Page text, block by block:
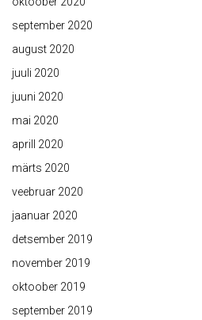
september 2020
august 2020
juuli 2020
juuni 2020
mai 2020
aprill 2020
märts 2020
veebruar 2020
jaanuar 2020
detsember 2019
november 2019
oktoober 2019
september 2019